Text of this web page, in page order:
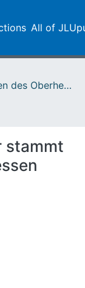
All of
Mitteilungen des Oberhessischen Geschichtsvereins Gießen
stammt